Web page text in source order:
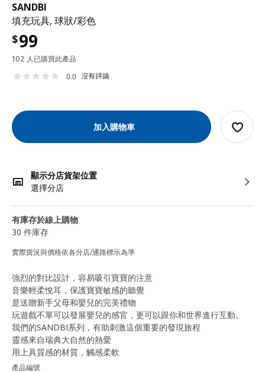
SANDBI
填充玩具, 球狀/彩色
$99
102 人已購買此產品
0.0 沒有評論
加入購物車
顯示分店貨架位置
選擇分店
有庫存於線上購物
30 件庫存
實際貨況與價格依各分店/通路標示為準
強烈的對比設計，容易吸引寶寶的注意
音樂輕柔悅耳，保護寶寶敏感的聽覺
是送贈新手父母和嬰兒的完美禮物
玩遊戲不單可以發展嬰兒的感官，更可以跟你和世界進行互動。
我們的SANDBI系列，有助刺激這個重要的發現旅程
靈感來自瑞典大自然的熱愛
用上具質感的材質，觸感柔軟
產品編號